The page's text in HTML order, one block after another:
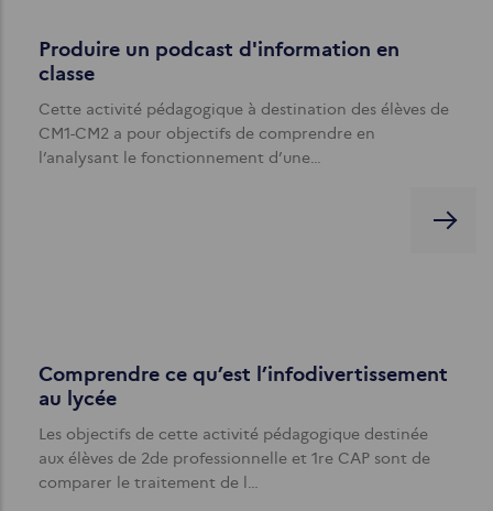
Produire un podcast d'information en
classe
Cette activité pédagogique à destination des élèves de
CM1-CM2 a pour objectifs de comprendre en
l’analysant le fonctionnement d’une…
Comprendre ce qu’est l’infodivertissement
au lycée
Les objectifs de cette activité pédagogique destinée
aux élèves de 2de professionnelle et 1re CAP sont de
comparer le traitement de l…